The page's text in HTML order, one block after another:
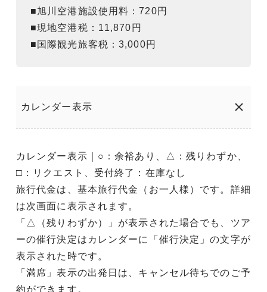
■旭川空港施設使用料：720円
■現地空港税：11,870円
■国際観光旅客税：3,000円
カレンダー表示
カレンダー表示｜○：余裕あり、△：残りわずか、
□：リクエスト、受付終了：在庫なし
旅行代金は、基本旅行代金（お一人様）です。詳細
は次画面に表示されます。
「△（残りわずか）」が表示された場合でも、ツア
ーの催行決定はカレンダーに「催行決定」の文字が
表示された時です。
「満席」表示の出発日は、キャンセル待ちでのご予
約ができます。